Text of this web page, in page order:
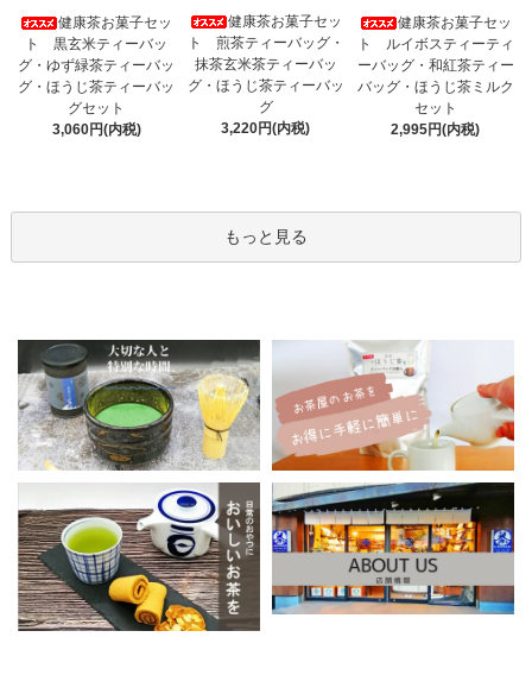
健康茶お菓子セッ
ト 黒玄米ティーバッ
グ・ゆず緑茶ティーバッ
グ・ほうじ茶ティーバッ
グセット
3,060円(内税)
健康茶お菓子セッ
ト 煎茶ティーバッグ・
抹茶玄米茶ティーバッ
グ・ほうじ茶ティーバッ
グ
3,220円(内税)
健康茶お菓子セッ
ト ルイボスティーティ
ーバッグ・和紅茶ティー
バッグ・ほうじ茶ミルク
セット
2,995円(内税)
もっと見る